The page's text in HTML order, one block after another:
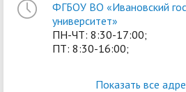
ФГБОУ ВО «Ивановский
университет»
ПН-ЧТ: 8:30-17:00;
ПТ: 8:30-16:00;
Показать все